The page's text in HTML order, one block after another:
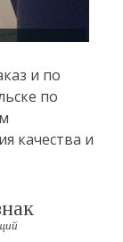
и по
по
качества и